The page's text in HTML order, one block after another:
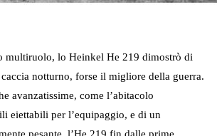
multiruolo, lo Heinkel He 219 dimostrò di
notturno, forse il migliore della guerra.
avanzatissime, come l’abitacolo
eiettabili per l’equipaggio, e di un